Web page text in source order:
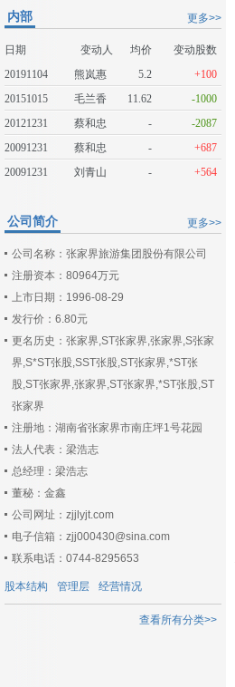
更多>>
内部
日期 变动人 均价
变动股数
20191104
熊岚惠 5.2
+100
20151015
毛兰香 11.62
-1000
20121231
蔡和忠 -
-2087
20091231
蔡和忠 -
+687
20091231
刘青山 - +564
更多>>
公司简介
公司名称：张家界旅游集团股份有限公司
注册资本：80964万元
上市日期：1996-08-29
发行价：6.80元
更名历史：张家界,ST张家界,张家界,S张家
界,S*ST张股,SST张股,ST张家界,*ST张
股,ST张家界,张家界,ST张家界,*ST张股,ST
张家界
注册地：湖南省张家界市南庄坪1号花园
法人代表：梁浩志
总经理：梁浩志
董秘：金鑫
公司网址：zjjlyjt.com
电子信箱：zjj000430@sina.com
联系电话：0744-8295653
股本结构 管理层 经营情况
查看所有分类>>